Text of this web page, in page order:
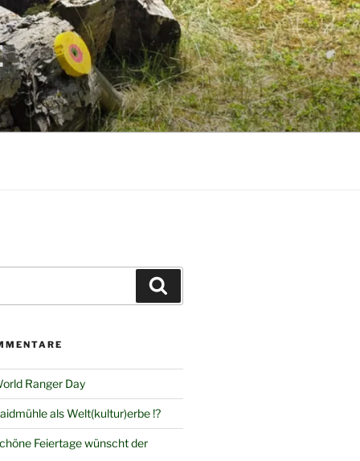
Ranger Day
als Welt(kultur)erbe !?
Feiertage wünscht der